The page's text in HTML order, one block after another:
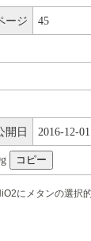
ージ 45
開日 2016-12-01